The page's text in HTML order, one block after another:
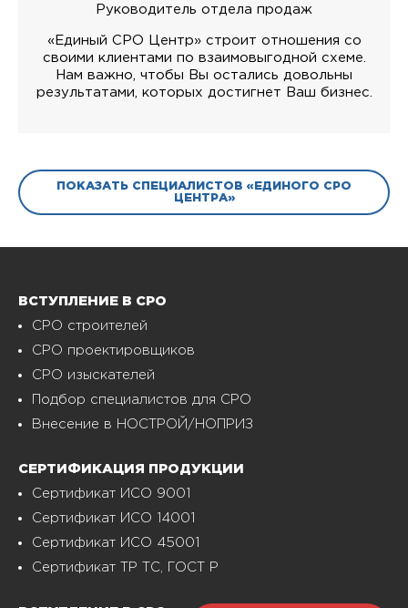
Руководитель отдела продаж
«Единый СРО Центр» строит отношения со
своими клиентами по взаимовыгодной схеме.
Нам важно, чтобы Вы остались довольны
результатами, которых достигнет Ваш бизнес.
ПОКАЗАТЬ СПЕЦИАЛИСТОВ «ЕДИНОГО СРО
ЦЕНТРА»
ВСТУПЛЕНИЕ В СРО
СРО строителей
СРО проектировщиков
СРО изыскателей
Подбор специалистов для СРО
Внесение в НОСТРОЙ/НОПРИЗ
СЕРТИФИКАЦИЯ ПРОДУКЦИИ
Сертификат ИСО 9001
Сертификат ИСО 14001
Сертификат ИСО 45001
Сертификат ТР ТС, ГОСТ Р